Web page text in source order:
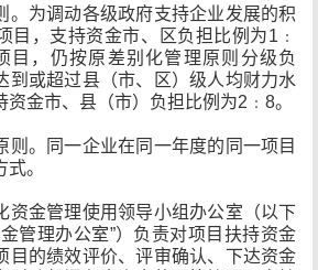
。为调动各级政府支持企业发展的积
目，支持资金市、区负担比例为1﹕
目，仍按原差别化管理原则分级负
到或超过县（市、区）级人均财力水
金市、县（市）负担比例为2﹕8。
则。同一企业在同一年度的同一项目
。
资金管理使用领导小组办公室（以下
管理办公室”）负责对项目扶持资金
目的绩效评价、评审确认、下达资金